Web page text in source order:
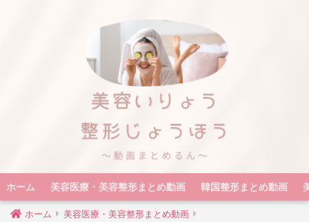
ホーム 美容医療・美容整形まとめ動画 韓国整形まとめ動画
ホーム 美容医療・美容整形まとめ動画